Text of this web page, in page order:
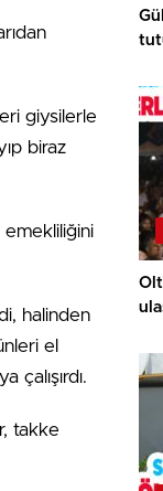
giysilerle
biraz
emekliliğini
halinden
el
çalışırdı.
takke